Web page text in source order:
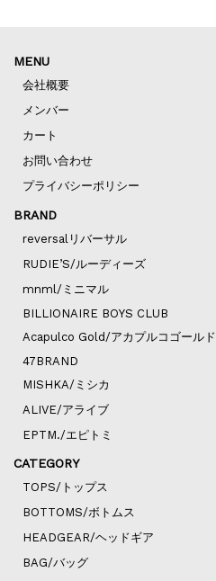
MENU
会社概要
メンバー
カート
お問い合わせ
プライバシーポリシー
BRAND
reversalリバーサル
RUDIE’S/ルーディーズ
mnml/ミニマル
BILLIONAIRE BOYS CLUB
Acapulco Gold/アカプルコゴールド
47BRAND
MISHKA/ミシカ
ALIVE/アライブ
EPTM./エピトミ
CATEGORY
TOPS/トップス
BOTTOMS/ボトムス
HEADGEAR/ヘッドギア
BAG/バッグ